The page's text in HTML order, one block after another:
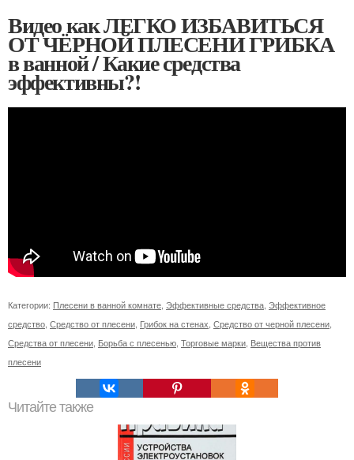
Видео как ЛЕГКО ИЗБАВИТЬСЯ
ОТ ЧЁРНОЙ ПЛЕСЕНИ ГРИБКА
в ванной / Какие средства
эффективны?!
Категории: Плесени в ванной комнате Эффективные средства Эффективное
средство Средство от плесени Грибок на стенах Средство от черной плесени
Средства от плесени Борьба с плесенью Торговые марки Вещества против
плесени
Читайте также